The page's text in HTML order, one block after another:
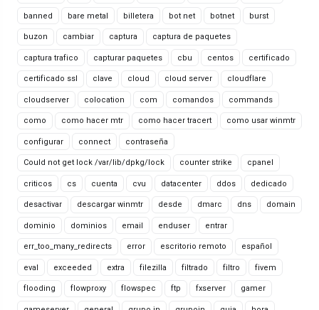
banned bare metal billetera bot net botnet burst
buzon cambiar captura captura de paquetes
captura trafico capturar paquetes cbu centos certificado
certificado ssl clave cloud cloud server cloudflare
cloudserver colocation com comandos commands
como como hacer mtr como hacer tracert como usar winmtr
configurar connect contraseña
Could not get lock /var/lib/dpkg/lock counter strike cpanel
criticos cs cuenta cvu datacenter ddos dedicado
desactivar descargar winmtr desde dmarc dns domain
dominio dominios email enduser entrar
err_too_many_redirects error escritorio remoto español
eval exceeded extra filezilla filtrado filtro fivem
flooding flowproxy flowspec ftp fxserver gamer